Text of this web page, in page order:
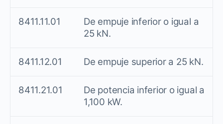
8411.11.01
De empuje inferior o igual a
25 kN.
8411.12.01 De empuje superior a 25 kN.
8411.21.01
De potencia inferior o igual a
1,100 kW.